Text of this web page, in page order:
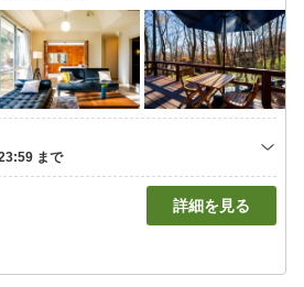
詳細を見る